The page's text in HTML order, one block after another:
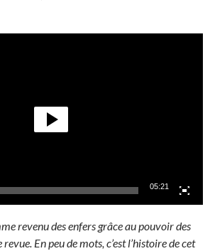
05:21
revenu des enfers grâce au pouvoir des
En peu de mots, c’est l’histoire de cet